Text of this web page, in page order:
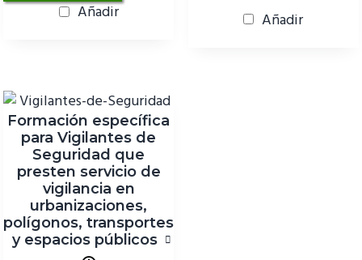
Añadir
Añadir
Formación específica
para Vigilantes de
Seguridad que
presten servicio de
vigilancia en
urbanizaciones,
polígonos, transportes
y espacios públicos